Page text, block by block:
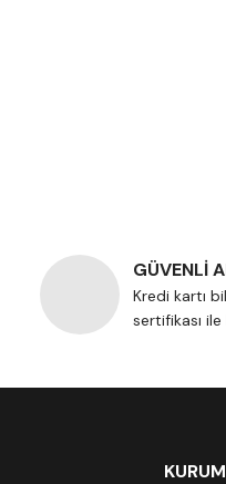
GÜVENLİ
Kredi kartı
sertifikası